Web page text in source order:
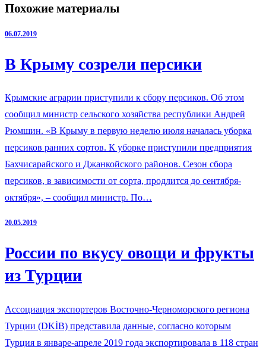
Похожие материалы
06.07.2019
В Крыму созрели персики
Крымские аграрии приступили к сбору персиков. Об этом
сообщил министр сельского хозяйства республики Андрей
Рюмшин. «В Крыму в первую неделю июля началась уборка
персиков ранних сортов. К уборке приступили предприятия
Бахчисарайского и Джанкойского районов. Сезон сбора
персиков, в зависимости от сорта, продлится до сентября-
октября», – сообщил министр. По…
20.05.2019
России по вкусу овощи и фрукты
из Турции
Ассоциация экспортеров Восточно-Черноморского региона
Турции (DKİB) представила данные, согласно которым
Турция в январе-апреле 2019 года экспортировала в 118 стран